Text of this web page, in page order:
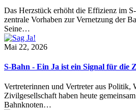
Das Herzstück erhöht die Effizienz im
zentrale Vorhaben zur Vernetzung der
Seine…
Mai 22, 2026
S-Bahn - Ein Ja ist ein Signal für die
Vertreterinnen und Vertreter aus Politik,
Zivilgesellschaft haben heute
Bahnknoten…